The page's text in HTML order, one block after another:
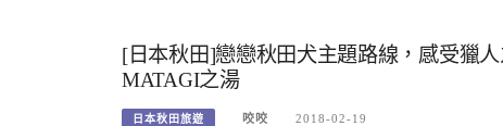
[日本秋田]戀戀秋田犬主題路線，感受獵
MATAGI之湯
日本秋田旅遊 咬咬 2018-02-19